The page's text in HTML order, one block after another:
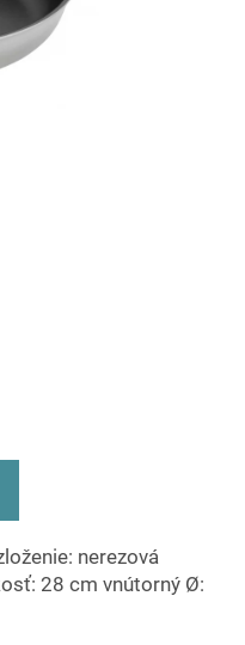
nerezová
28 cm vnútorný Ø: